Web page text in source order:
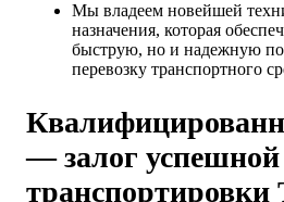
Мы владеем новейшей
назначения, которая
быструю, но и надежную
перевозку транспортного
— залог успешной
транспортировки